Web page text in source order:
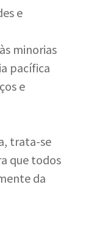
e
minorias
pacífica
e
trata-se
que todos
da